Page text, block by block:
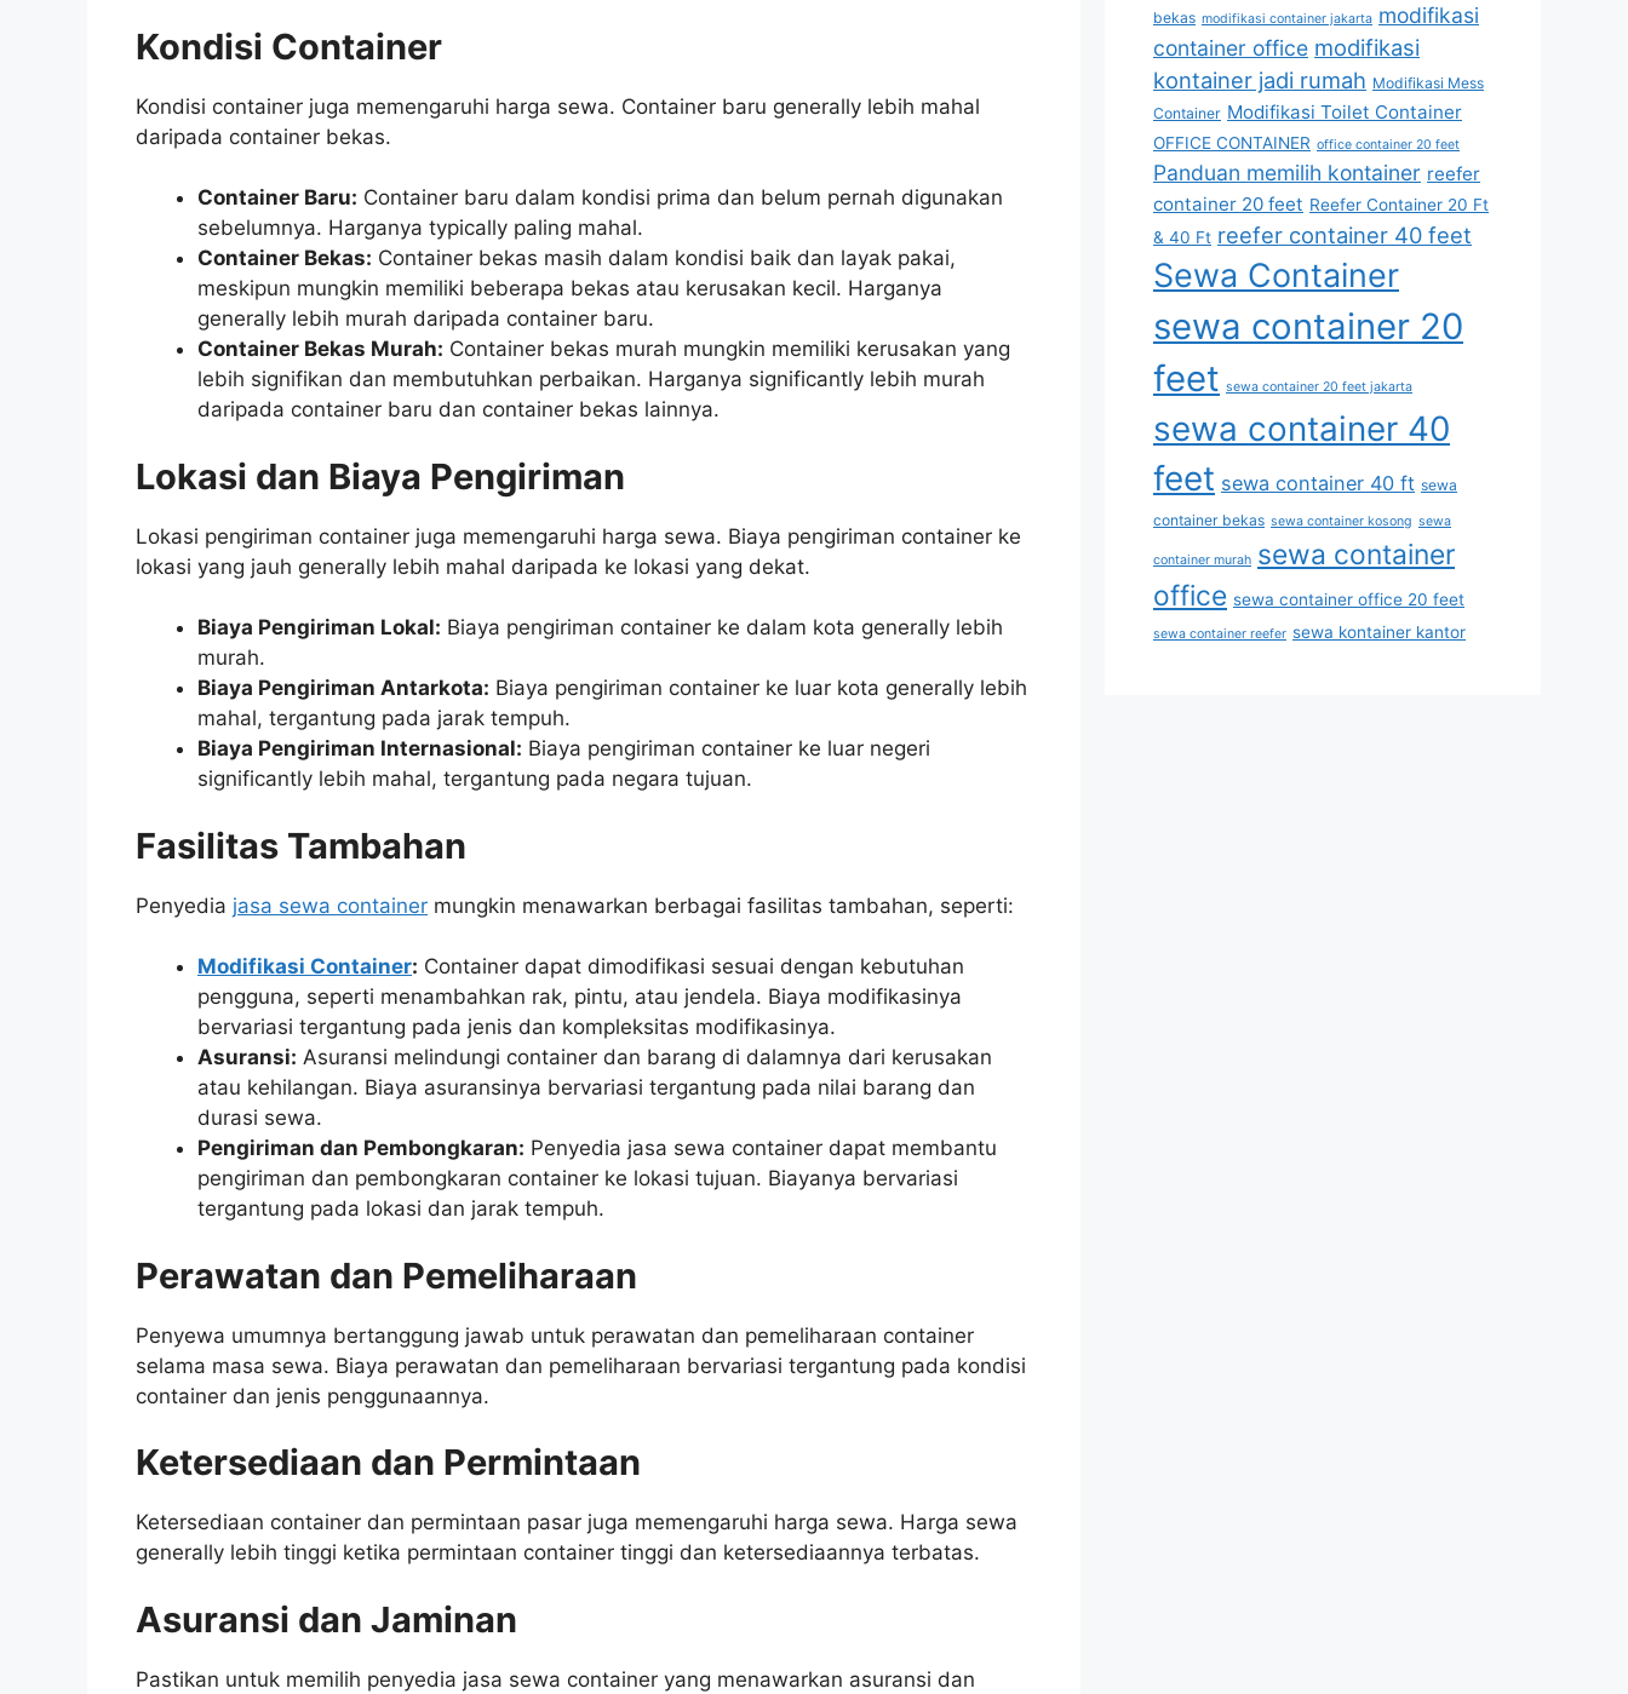
Kondisi Container
Kondisi container juga memengaruhi harga sewa. Container baru generally lebih mahal
daripada container bekas.
Container Baru: Container baru dalam kondisi prima dan belum pernah digunakan
sebelumnya. Harganya typically paling mahal.
Container Bekas: Container bekas masih dalam kondisi baik dan layak pakai,
meskipun mungkin memiliki beberapa bekas atau kerusakan kecil. Harganya
generally lebih murah daripada container baru.
Container Bekas Murah: Container bekas murah mungkin memiliki kerusakan yang
lebih signifikan dan membutuhkan perbaikan. Harganya significantly lebih murah
daripada container baru dan container bekas lainnya.
Lokasi dan Biaya Pengiriman
Lokasi pengiriman container juga memengaruhi harga sewa. Biaya pengiriman container ke
lokasi yang jauh generally lebih mahal daripada ke lokasi yang dekat.
Biaya Pengiriman Lokal: Biaya pengiriman container ke dalam kota generally lebih
murah.
Biaya Pengiriman Antarkota: Biaya pengiriman container ke luar kota generally lebih
mahal, tergantung pada jarak tempuh.
Biaya Pengiriman Internasional: Biaya pengiriman container ke luar negeri
significantly lebih mahal, tergantung pada negara tujuan.
Fasilitas Tambahan
Penyedia jasa sewa container mungkin menawarkan berbagai fasilitas tambahan, seperti:
Modifikasi Container: Container dapat dimodifikasi sesuai dengan kebutuhan
pengguna, seperti menambahkan rak, pintu, atau jendela. Biaya modifikasinya
bervariasi tergantung pada jenis dan kompleksitas modifikasinya.
Asuransi: Asuransi melindungi container dan barang di dalamnya dari kerusakan
atau kehilangan. Biaya asuransinya bervariasi tergantung pada nilai barang dan
durasi sewa.
Pengiriman dan Pembongkaran: Penyedia jasa sewa container dapat membantu
pengiriman dan pembongkaran container ke lokasi tujuan. Biayanya bervariasi
tergantung pada lokasi dan jarak tempuh.
Perawatan dan Pemeliharaan
Penyewa umumnya bertanggung jawab untuk perawatan dan pemeliharaan container
selama masa sewa. Biaya perawatan dan pemeliharaan bervariasi tergantung pada kondisi
container dan jenis penggunaannya.
Ketersediaan dan Permintaan
Ketersediaan container dan permintaan pasar juga memengaruhi harga sewa. Harga sewa
generally lebih tinggi ketika permintaan container tinggi dan ketersediaannya terbatas.
Asuransi dan Jaminan
Pastikan untuk memilih penyedia jasa sewa container yang menawarkan asuransi dan
bekas modifikasi container jakarta modifikasi
container office modifikasi
kontainer jadi rumah Modifikasi Mess
Container Modifikasi Toilet Container
OFFICE CONTAINER office container 20 feet
Panduan memilih kontainer reefer
container 20 feet Reefer Container 20 Ft
& 40 Ft reefer container 40 feet
Sewa Container
sewa container 20
feet sewa container 20 feet jakarta
sewa container 40
feet sewa container 40 ft sewa
container bekas sewa container kosong sewa
container murah sewa container
office sewa container office 20 feet
sewa container reefer sewa kontainer kantor